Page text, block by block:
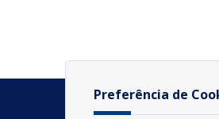
Preferência de